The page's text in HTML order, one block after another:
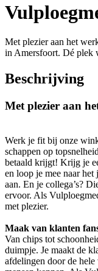
Met plezier aan het
in Amersfoort. Dé plek
Beschrijving
Met plezier aan
Werk je fit bij onze
schappen op
betaald krijgt! Krijg je
en loop je mee naar
aan. En je collega’s?
ervoor. Als
met plezier.
Maak van klanten
Van chips tot
duimpje. Je maakt de
afdelingen door de